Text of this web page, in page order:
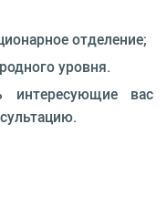
отделение;
уровня.
интересующие вас